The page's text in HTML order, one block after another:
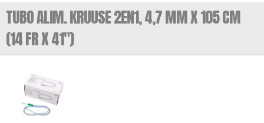
TUBO ALIM. KRUUSE 2EN1, 4,7 MM X 105 CM
(14 FR X 41″)